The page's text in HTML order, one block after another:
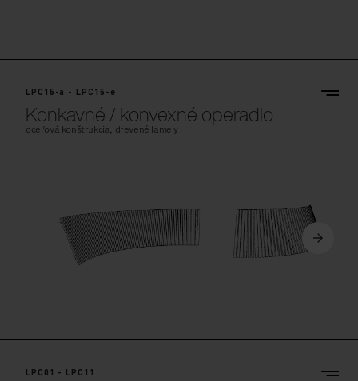
LPC15-a - LPC15-e
Konkavné / konvexné operadlo
oceľová konštrukcia, drevené lamely
LPC01 - LPC11